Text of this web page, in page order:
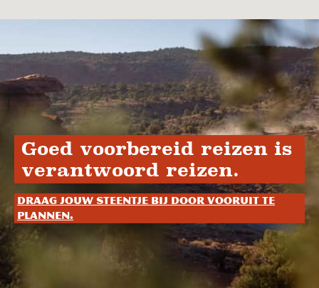
Goed voorbereid reizen is
verantwoord reizen.
Draag jouw steentje bij door vooruit te
plannen.